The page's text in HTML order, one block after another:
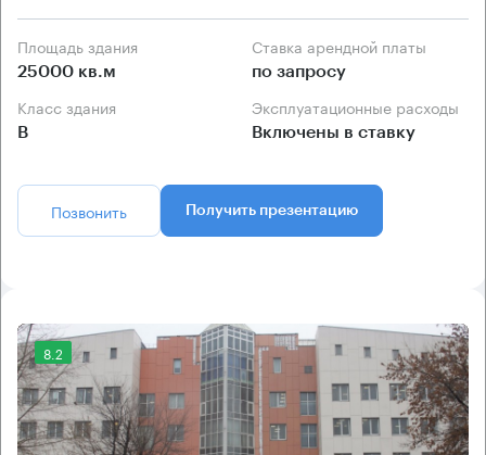
Площадь здания
25000 кв.м
Ставка арендной платы
по запросу
Класс здания
B
Эксплуатационные расходы
Включены в ставку
Позвонить Получить презентацию
8.2